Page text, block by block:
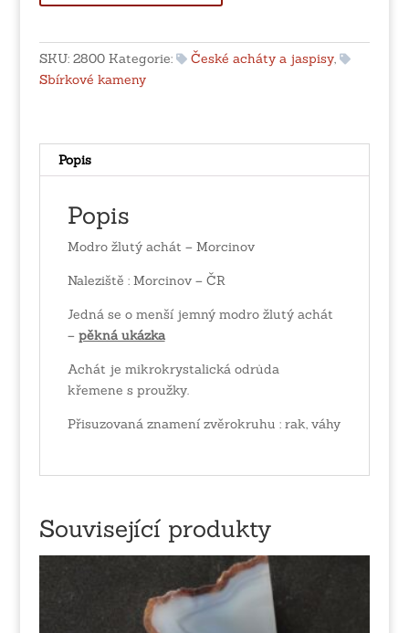
achát
Morcinov
množství
SKU: 2800 Kategorie: České acháty a jaspisy,
Sbírkové kameny
Popis
Popis
Modro žlutý achát – Morcinov
Naleziště : Morcinov – ČR
Jedná se o menší jemný modro žlutý achát
– pěkná ukázka
Achát je mikrokrystalická odrůda
křemene s proužky.
Přisuzovaná znamení zvěrokruhu : rak, váhy
Související produkty